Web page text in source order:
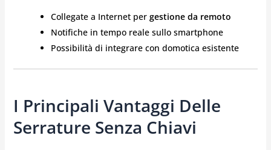
Collegate a Internet per gestione da remoto
Notifiche in tempo reale sullo smartphone
Possibilità di integrare con domotica esistente
I Principali Vantaggi Delle
Serrature Senza Chiavi